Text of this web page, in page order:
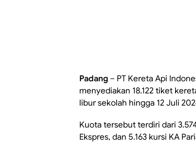
Padang – PT Kereta Api
menyediakan 18.122 tiket
libur sekolah hingga 12 Juli
Kuota tersebut terdiri dari
Ekspres, dan 5.163 kursi KA